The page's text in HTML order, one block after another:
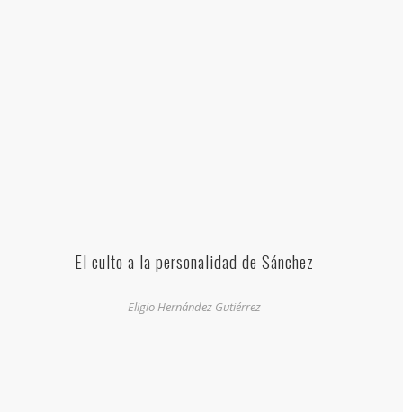
El culto a la personalidad de Sánchez
Eligio Hernández Gutiérrez